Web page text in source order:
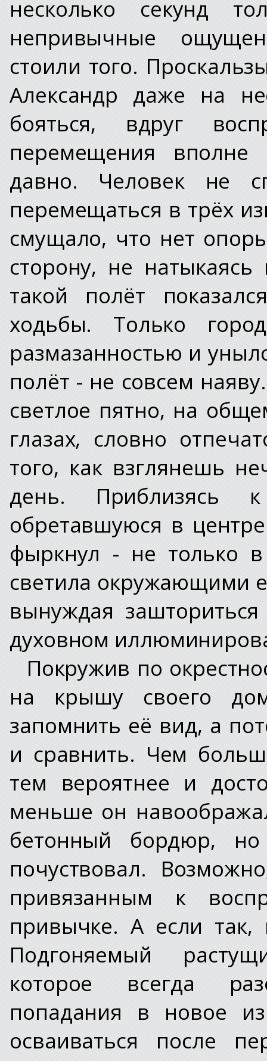
несколько секунд
непривычные
стоили того.
Александр даже на
бояться, вдруг
перемещения вполне
давно. Человек не
перемещаться в трёх
смущало, что нет
сторону, не
такой полёт
ходьбы. Только
размазанностью и
полёт - не совсем
светлое пятно, на
глазах, словно
того, как взглянешь
день. Приблизясь
обретавшуюся в
фыркнул - не только
светила окружающими
вынуждая
духовном
Покружив по
на крышу своего
запомнить её вид, а
и сравнить. Чем
тем вероятнее и
меньше он
бетонный бордюр,
почуствовал.
привязанным к
привычке. А если так,
Подгоняемый
которое всегда
попадания в новое
осваиваться после